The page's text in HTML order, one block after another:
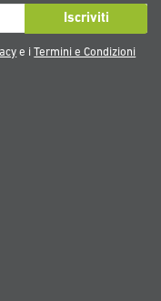
Iscriviti
e iTermini e Condizioni